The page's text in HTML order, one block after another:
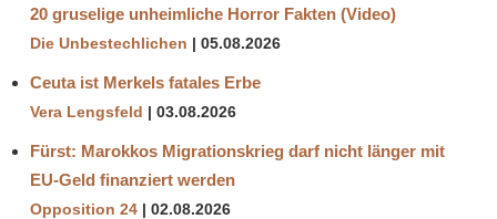
20 gruselige unheimliche Horror Fakten (Video)
Die Unbestechlichen 05.08.2026
Ceuta ist Merkels fatales Erbe
Vera Lengsfeld 03.08.2026
Fürst: Marokkos Migrationskrieg darf nicht länger mit
EU-Geld finanziert werden
Opposition 24 02.08.2026